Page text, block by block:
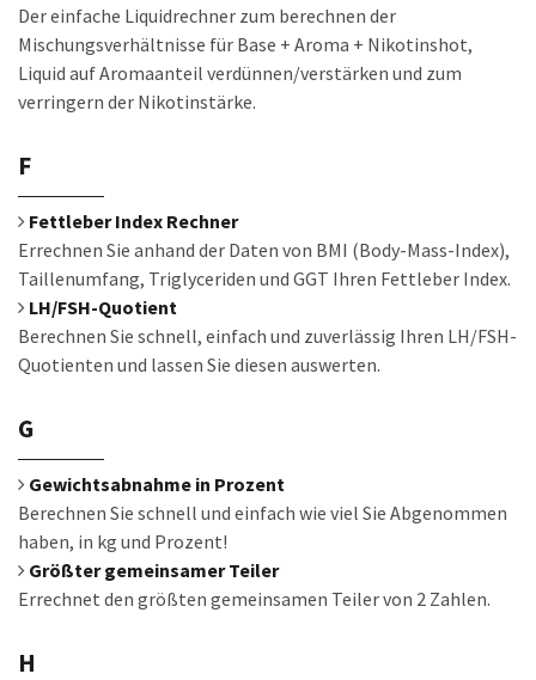
Der einfache Liquidrechner zum berechnen der
Mischungsverhältnisse für Base + Aroma + Nikotinshot,
Liquid auf Aromaanteil verdünnen/verstärken und zum
verringern der Nikotinstärke.
F
Fettleber Index Rechner
Errechnen Sie anhand der Daten von BMI (Body-Mass-Index),
Taillenumfang, Triglyceriden und GGT Ihren Fettleber Index.
LH/FSH-Quotient
Berechnen Sie schnell, einfach und zuverlässig Ihren LH/FSH-
Quotienten und lassen Sie diesen auswerten.
G
Gewichtsabnahme in Prozent
Berechnen Sie schnell und einfach wie viel Sie Abgenommen
haben, in kg und Prozent!
Größter gemeinsamer Teiler
Errechnet den größten gemeinsamen Teiler von 2 Zahlen.
H